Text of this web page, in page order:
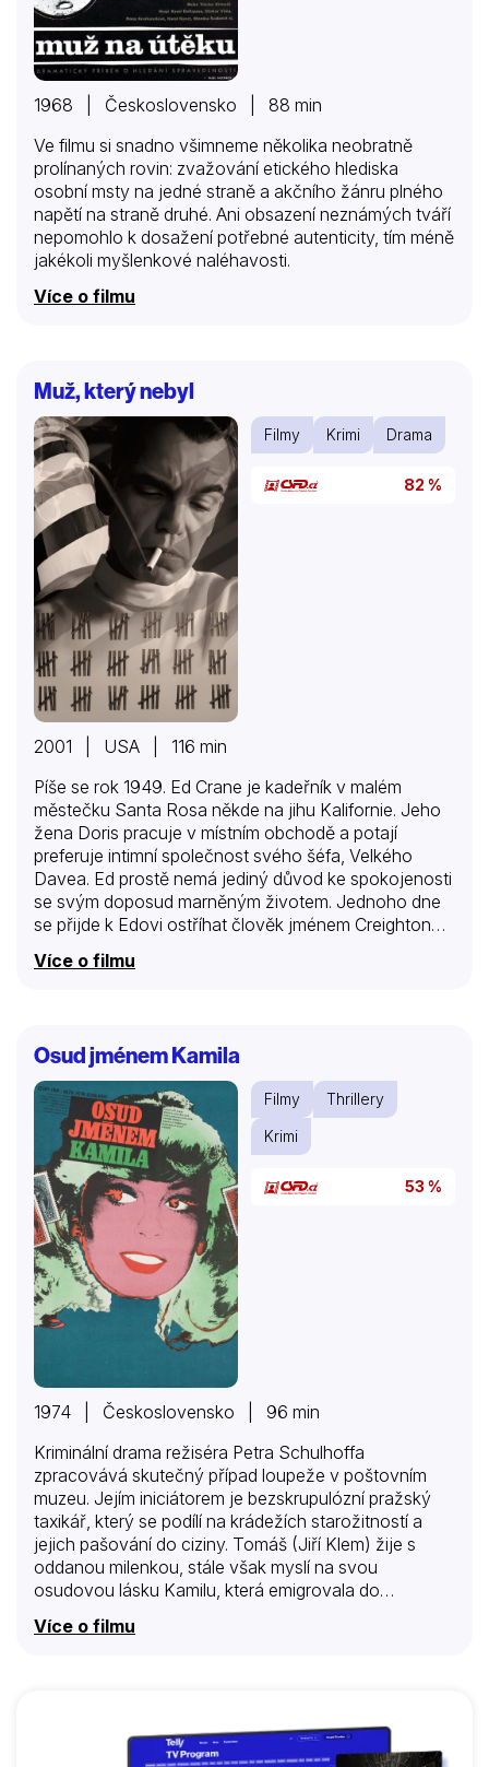
1968 | Československo | 88 min
Ve filmu si snadno všimneme několika neobratně
prolínaných rovin: zvažování etického hlediska
osobní msty na jedné straně a akčního žánru plného
napětí na straně druhé. Ani obsazení neznámých tváří
nepomohlo k dosažení potřebné autenticity, tím méně
jakékoli myšlenkové naléhavosti.
Více o filmu
Muž, který nebyl
Filmy Krimi Drama
82 %
2001 | USA | 116 min
Píše se rok 1949. Ed Crane je kadeřník v malém
městečku Santa Rosa někde na jihu Kalifornie. Jeho
žena Doris pracuje v místním obchodě a potají
preferuje intimní společnost svého šéfa, Velkého
Davea. Ed prostě nemá jediný důvod ke spokojenosti
se svým doposud marněným životem. Jednoho dne
se přijde k Edovi ostříhat člověk jménem Creighton
Tolliver. Svěří Edovi svůj tajný sen – založit velkou síť
chemických prádelen. Bez počátečního kapitálu deset
Více o filmu
Osud jménem Kamila
Filmy
Thrillery
Krimi
53 %
1974 | Československo | 96 min
Kriminální drama režiséra Petra Schulhoffa
zpracovává skutečný případ loupeže v poštovním
muzeu. Jejím iniciátorem je bezskrupulózní pražský
taxikář, který se podílí na krádežích starožitností a
jejich pašování do ciziny. Tomáš (Jiří Klem) žije s
oddanou milenkou, stále však myslí na svou
osudovou lásku Kamilu, která emigrovala do
známky, k níž přemluví své naivní bratry. Zdánlivě
švýcarský obchodník… Průhled do dobového
podsvětí – zosobněného mafiánským starožitníkem
Více o filmu